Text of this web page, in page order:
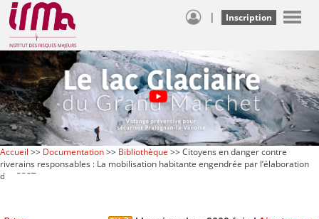
| Inscription
Accueil >> Documentation>> Bibliothèque >> Citoyens en danger contre
riverains responsables : La mobilisation habitante engendrée par l’élaboration
des PPRT